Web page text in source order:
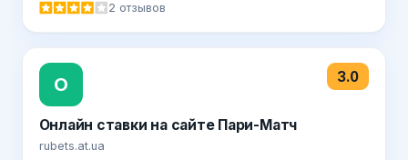
2 отзывов
О 3.0
Онлайн ставки на сайте Пари-Матч
rubets.at.ua